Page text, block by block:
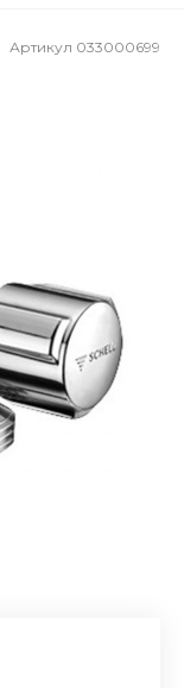
Артикул 033000699